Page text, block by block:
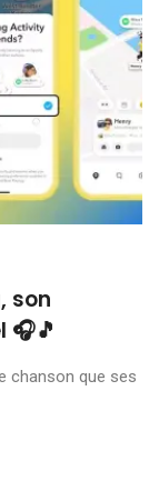
son
chanson que ses